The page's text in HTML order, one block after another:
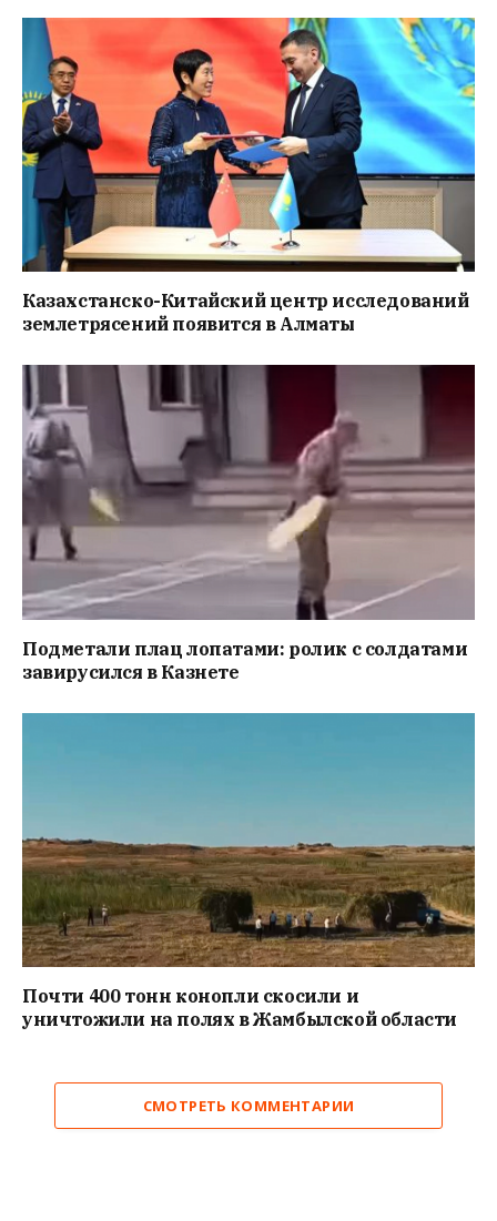
Казахстанско-Китайский центр исследований
землетрясений появится в Алматы
Подметали плац лопатами: ролик с солдатами
завирусился в Казнете
Почти 400 тонн конопли скосили и
уничтожили на полях в Жамбылской области
СМОТРЕТЬ КОММЕНТАРИИ